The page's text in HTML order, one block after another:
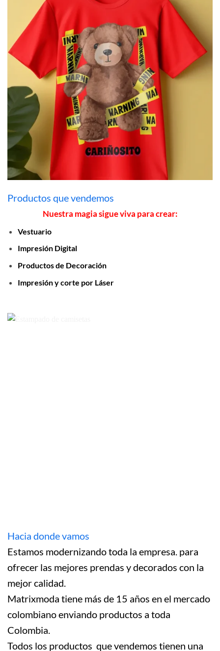
Productos que vendemos
Nuestra magia sigue viva para crear:
Vestuario
Impresión Digital
Productos de Decoración
Impresión y corte por Láser
Hacia donde vamos
Estamos modernizando toda la empresa. para
ofrecer las mejores prendas y decorados con la
mejor calidad.
Matrixmoda tiene más de 15 años en el mercado
colombiano enviando productos a toda
Colombia.
Todos los productos que vendemos tienen una